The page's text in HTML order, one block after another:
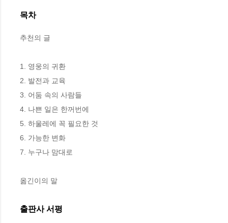
목차
추천의 글
1. 영웅의 귀환
2. 발전과 교육
3. 어둠 속의 사람들
4. 나쁜 일은 한꺼번에
5. 하울레에 꼭 필요한 것
6. 가능한 변화
7. 누구나 맘대로
옮긴이의 말
출판사 서평